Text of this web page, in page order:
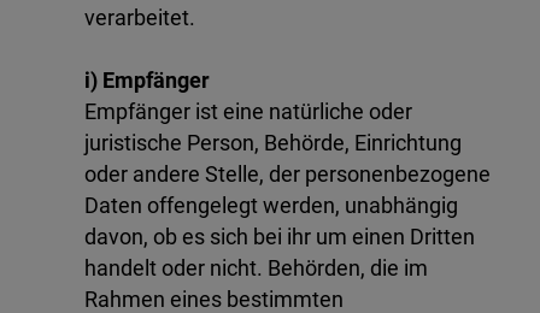
verarbeitet.
i) Empfänger
Empfänger ist eine natürliche oder
juristische Person, Behörde, Einrichtung
oder andere Stelle, der personenbezogene
Daten offengelegt werden, unabhängig
davon, ob es sich bei ihr um einen Dritten
handelt oder nicht. Behörden, die im
Rahmen eines bestimmten